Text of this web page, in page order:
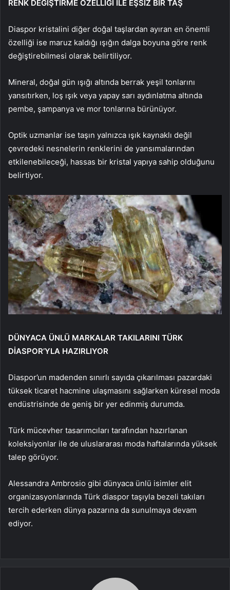
RENK DEĞİŞTİRME ÖZELLİĞİ İLE EŞSİZ BİR TAŞ
Diaspor kristalini diğer doğal taşlardan ayıran en önemli
özelliği ise maruz kaldığı ışığın dalga boyuna göre renk
değiştirebilmesi olarak belirtiliyor.
Mineral, doğal gün ışığı altında berrak yeşil tonlarını
yansıtırken, loş ışık veya yapay sarı aydınlatma altında
pembe, şampanya ve mor tonlarına bürünüyor.
Optik uzmanlar ise taşın yalnızca ışık kaynaklı değil
çevredeki nesnelerin renklerini de yansımalarından
etkilenebileceği, hassas bir kristal yapıya sahip olduğunu
belirtiyor.
DÜNYACA ÜNLÜ MARKALAR TAKILARINI TÜRK
DİASPOR’YLA HAZIRLIYOR
Diaspor’un madenden sınırlı sayıda çıkarılması pazardaki
tüksek ticaret hacmine ulaşmasını sağlarken küresel moda
endüstrisinde de geniş bir yer edinmiş durumda.
Türk mücevher tasarımcıları tarafından hazırlanan
koleksiyonlar ile de uluslararası moda haftalarında yüksek
talep görüyor.
Alessandra Ambrosio gibi dünyaca ünlü isimler elit
organizasyonlarında Türk diaspor taşıyla bezeli takıları
tercih ederken dünya pazarına da sunulmaya devam
ediyor.